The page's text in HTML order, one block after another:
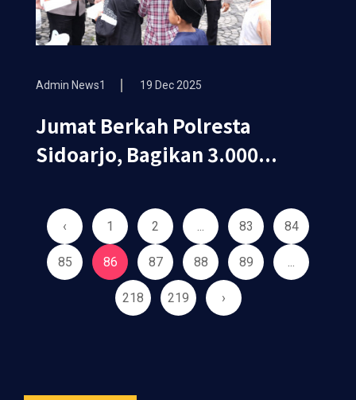
Admin News1 19 Dec 2025
Jumat Berkah Polresta
Sidoarjo, Bagikan 3.000...
‹ 1 2 ... 83 84
85 86 87 88 89 ...
218 219 ›